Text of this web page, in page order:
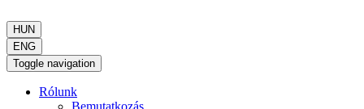
HUN
ENG
Toggle navigation
Rólunk
Bemutatkozás